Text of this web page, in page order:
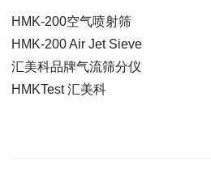
HMK-200空气喷射筛
HMK-200 Air Jet Sieve
汇美科品牌气流筛分仪
HMKTest 汇美科